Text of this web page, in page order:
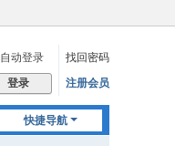
自动登录
找回密码
登录 注册会员
快捷导航